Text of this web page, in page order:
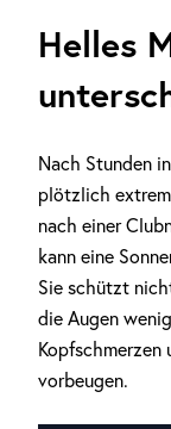
Helles
Nach Stunden
plötzlich
nach einer
kann eine
Sie schützt
die Augen
Kopfschmerzen
vorbeugen.